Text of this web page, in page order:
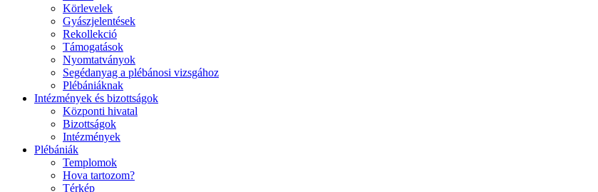
Körlevelek
Gyászjelentések
Rekollekció
Támogatások
Nyomtatványok
Segédanyag a plébánosi vizsgához
Plébániáknak
Intézmények és bizottságok
Központi hivatal
Bizottságok
Intézmények
Plébániák
Templomok
Hova tartozom?
Térkép